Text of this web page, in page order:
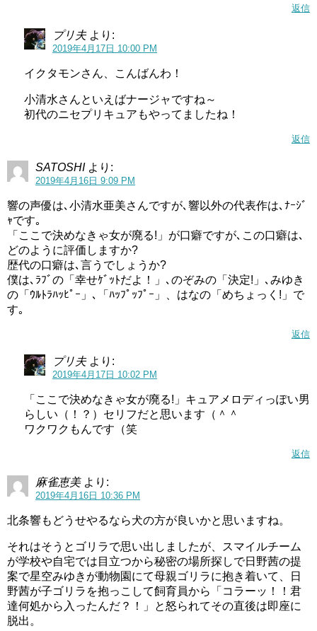
簡単なゴリラの真似ではなく、まず体を前に倒し腕を下ろ
して拳を床に付け、ゴリラのポーズをした後「ウホ！ウホ
ウホ！ウッホッホ！」と言い、胸をゴリラのように叩いて
本当にゴリラになったかのような真似をしました。
恥ずかしがったりせず、一切手の抜いていないゴリラの真
似を見て、園児はもちろん、一緒にいた父親や先輩、相方
である南野奏や窓の外からたまたま見ていた敵のセイレー
ンも感心したように見ていました。
じように大笑いしつつも北条響のように胸を叩くゴリラの
真似をして「今日の私、なんか変だわ」と、言っていまし
た。
北条響のゴリラの真似についつられてしまったんですね。
園児たちに「もう一回やって」と言われたら、「で、でき
るか！」と答えていたので、やっぱり中学生の女の子にと
ってゴリラの真似は恥ずかしかったんですね。
って園児たちとやり始めたら、北条響もまた一緒に胸を叩
いてやり始めました。
なんというか思い切りがいいというか、中学二年生という
年頃の女の子が人前でゴリラの真似をするというのは勇気
がいると思うのですが、すごいですね。
返信
プリ夫 より:
2019年4月17日 10:00 PM
イクタモンさん、こんばんわ！
小清水さんといえばナージャですね～
初代のニセプリキュアもやってましたね！
返信
SATOSHI より:
2019年4月16日 9:09 PM
響の声優は､小清水亜美さんですが､響以外の代表作は､ﾅｰｼﾞ
ｬです｡
「ここで決めなきゃ女が廃る!」が口癖ですが､この口癖は､
どのように評価しますか?
歴代の口癖は､言うでしょうか?
僕は､ﾗﾌﾞの「幸せｹﾞｯﾄだよ！」､のぞみの「決定!」､みゆき
の「ｳﾙﾄﾗﾊｯﾋﾟｰ」､「ﾊｯﾌﾟｯﾌﾟｰ」、はなの「めちょっく!」で
す｡
返信
プリ夫 より:
2019年4月17日 10:02 PM
「ここで決めなきゃ女が廃る!」キュアメロディっぽい男
らしい（！？）セリフだと思います（＾＾
ワクワクもんです（笑
返信
麻雀恵美 より:
2019年4月16日 10:36 PM
北条響もどうせやるなら犬の方が良いかと思いますね。
それはそうとゴリラで思い出しましたが、スマイルチーム
が学校や自宅では目立つから秘密の場所探しで日野茜の提
案で星空みゆきが動物園にて母親ゴリラに抱き着いて、日
野茜が子ゴリラを抱っこして飼育員から「コラーッ！！君
達何処から入ったんだ？！」と怒られてその直後は即座に
脱出。